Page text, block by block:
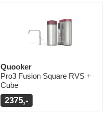
Quooker
Pro3 Fusion Square RVS +
Cube
2375,-